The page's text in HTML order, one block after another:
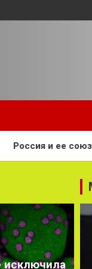
построят
исключила